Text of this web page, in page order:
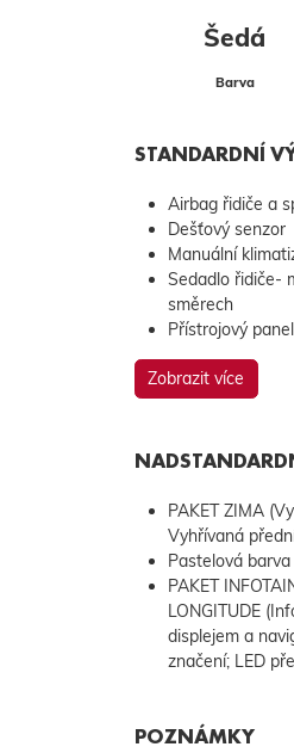
Šedá
Barva
STANDARDNÍ
Airbag řidiče a
Dešťový senzor
Manuální
Sedadlo řidiče-
směrech
Přístrojový
Zobrazit více
PAKET ZIMA
Vyhřívaná
Pastelová
PAKET
LONGITUDE
displejem a
značení; LED
konektor pro
POZNÁMKY